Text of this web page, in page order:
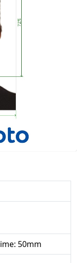
50mm